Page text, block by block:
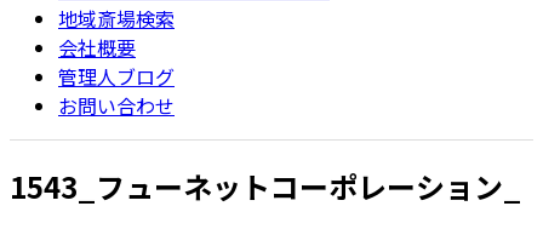
地域斎場検索
会社概要
管理人ブログ
お問い合わせ
1543_フューネットコーポレーション_